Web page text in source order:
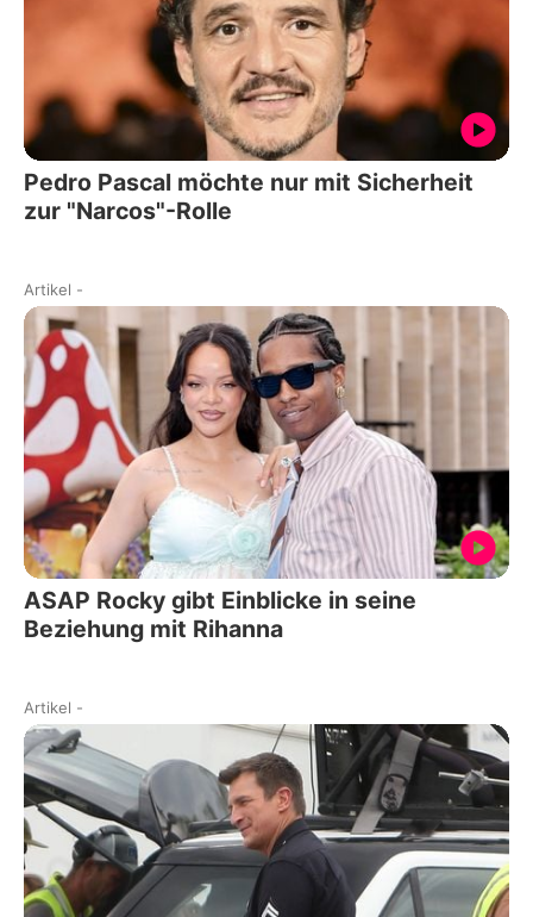
Pedro Pascal möchte nur mit Sicherheit
zur "Narcos"-Rolle
Artikel -
ASAP Rocky gibt Einblicke in seine
Beziehung mit Rihanna
Artikel -